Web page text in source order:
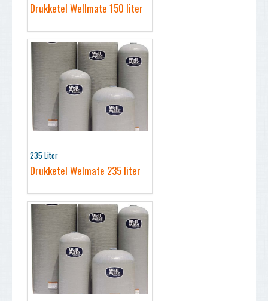
Drukketel Wellmate 150 liter
235 Liter
Drukketel Welmate 235 liter